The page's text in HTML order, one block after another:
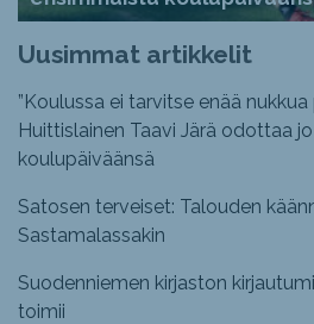
Uusimmat artikkelit
”Koulussa ei tarvitse enää nukkua
Huittislainen Taavi Järä odottaa
koulupäiväänsä
Satosen terveiset: Talouden
Sastamalassakin
Suodenniemen kirjaston
toimii